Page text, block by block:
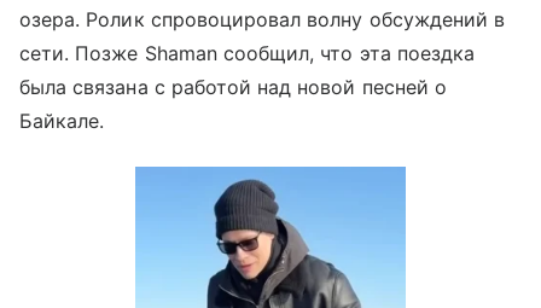
озера. Ролик спровоцировал волну обсуждений в
сети. Позже Shaman сообщил, что эта поездка
была связана с работой над новой песней о
Байкале.